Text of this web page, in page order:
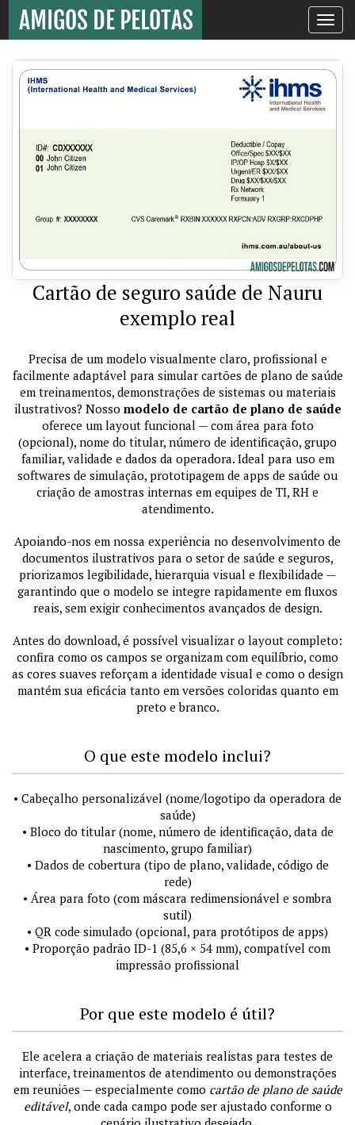
Toggle
Cartão de seguro saúde de Nauru
exemplo real
Precisa de um modelo visualmente claro, profissional e
facilmente adaptável para simular cartões de plano de saúde
em treinamentos, demonstrações de sistemas ou materiais
ilustrativos? Nosso modelo de cartão de plano de saúde
oferece um layout funcional — com área para foto
(opcional), nome do titular, número de identificação, grupo
familiar, validade e dados da operadora. Ideal para uso em
softwares de simulação, prototipagem de apps de saúde ou
criação de amostras internas em equipes de TI, RH e
atendimento.
Apoiando-nos em nossa experiência no desenvolvimento de
documentos ilustrativos para o setor de saúde e seguros,
priorizamos legibilidade, hierarquia visual e flexibilidade —
garantindo que o modelo se integre rapidamente em fluxos
reais, sem exigir conhecimentos avançados de design.
Antes do download, é possível visualizar o layout completo:
confira como os campos se organizam com equilíbrio, como
as cores suaves reforçam a identidade visual e como o design
mantém sua eficácia tanto em versões coloridas quanto em
preto e branco.
O que este modelo inclui?
• Cabeçalho personalizável (nome/logotipo da operadora de
saúde)
• Bloco do titular (nome, número de identificação, data de
nascimento, grupo familiar)
• Dados de cobertura (tipo de plano, validade, código de
rede)
• Área para foto (com máscara redimensionável e sombra
sutil)
• QR code simulado (opcional, para protótipos de apps)
• Proporção padrão ID-1 (85,6 × 54 mm), compatível com
impressão profissional
Por que este modelo é útil?
Ele acelera a criação de materiais realistas para testes de
interface, treinamentos de atendimento ou demonstrações
em reuniões — especialmente como cartão de plano de saúde
editável, onde cada campo pode ser ajustado conforme o